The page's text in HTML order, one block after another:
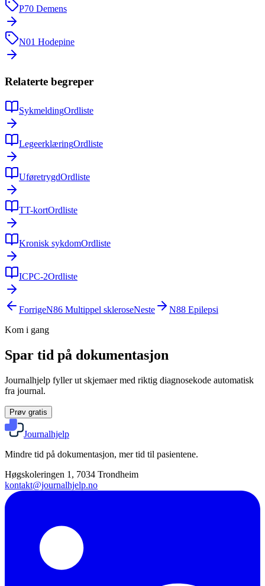
P70 Demens
N01 Hodepine
Relaterte begreper
SykmeldingOrdliste
LegeerklæringOrdliste
UføretrygdOrdliste
TT-kortOrdliste
Kronisk sykdomOrdliste
ICPC-2Ordliste
ForrigeN86 Multippel skleroseNeste N88 Epilepsi
Kom i gang
Spar tid på dokumentasjon
Journalhjelp fyller ut skjemaer med riktig diagnosekode automatisk
fra journal.
Prøv gratis
Journalhjelp
Mindre tid på dokumentasjon, mer tid til pasientene.
Høgskoleringen 1, 7034 Trondheim
kontakt@journalhjelp.no